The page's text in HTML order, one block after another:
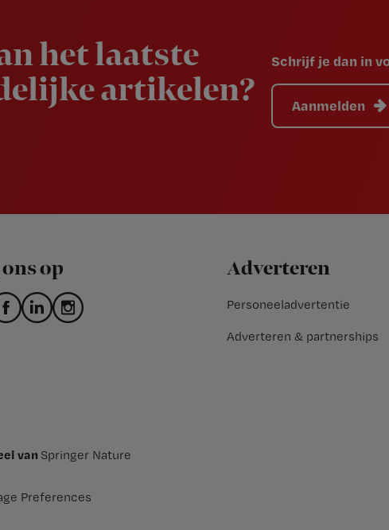
het laatste
artikelen?
Schrijf je dan in
Aanmelden
op Adverteren
Personeeladvertentie
Adverteren & partnerships
van Springer Nature
Preferences